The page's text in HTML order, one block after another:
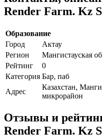
Render Farm. Kz
Образование
Город
Актау
Регион
Мангистауская
Рейтинг
0
Категория Бар, паб
Адрес
Казахстан,
микрорайон
Отзывы и
Render Farm. Kz